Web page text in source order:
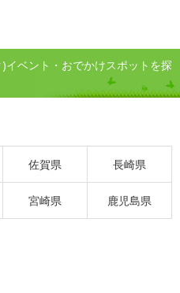
イベント・おでかけスポットを探
佐賀県 長崎県
宮崎県 鹿児島県